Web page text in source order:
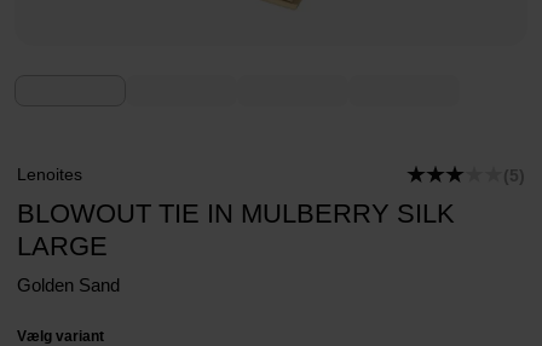
Lenoites (5)
BLOWOUT TIE IN MULBERRY SILK
LARGE
Golden Sand
Vælg variant